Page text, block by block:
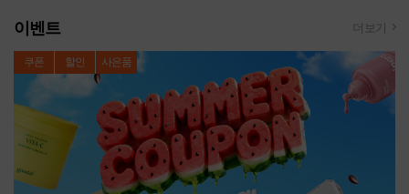
이벤트 더보기
쿠폰 할인 사은품